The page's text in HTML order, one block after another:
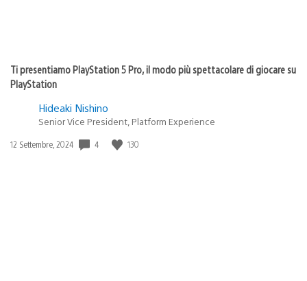
Ti presentiamo PlayStation 5 Pro, il modo più spettacolare di giocare su
PlayStation
Hideaki Nishino
Senior Vice President, Platform Experience
Data
12 Settembre, 2024 4 130